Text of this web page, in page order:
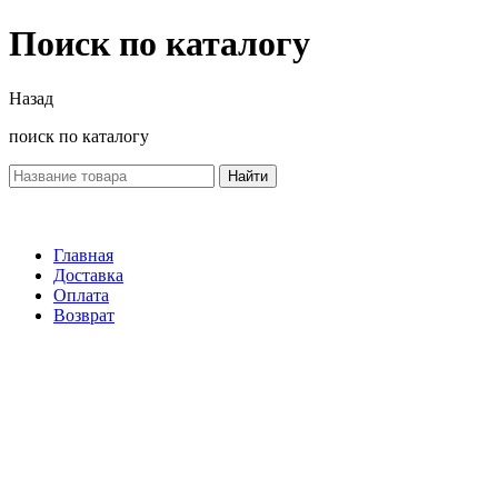
Поиск по каталогу
Назад
поиск по каталогу
Найти
Главная
Доставка
Оплата
Возврат